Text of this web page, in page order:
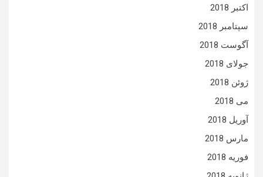
اکتبر 2018
سپتامبر 2018
آگوست 2018
جولای 2018
ژوئن 2018
می 2018
آوریل 2018
مارس 2018
فوریه 2018